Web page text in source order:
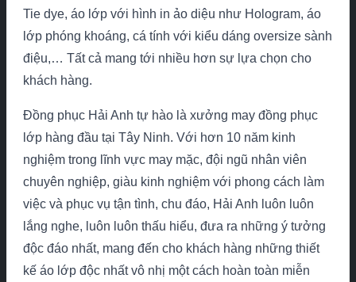
Tie dye, áo lớp với hình in ảo diệu như Hologram, áo
lớp phóng khoáng, cá tính với kiểu dáng oversize sành
điệu,… Tất cả mang tới nhiều hơn sự lựa chọn cho
khách hàng.
Đồng phục Hải Anh tự hào là xưởng may đồng phục
lớp hàng đầu tại Tây Ninh. Với hơn 10 năm kinh
nghiệm trong lĩnh vực may mặc, đội ngũ nhân viên
chuyên nghiệp, giàu kinh nghiệm với phong cách làm
việc và phục vụ tận tình, chu đáo, Hải Anh luôn luôn
lắng nghe, luôn luôn thấu hiểu, đưa ra những ý tưởng
độc đáo nhất, mang đến cho khách hàng những thiết
kế áo lớp độc nhất vô nhị một cách hoàn toàn miễn